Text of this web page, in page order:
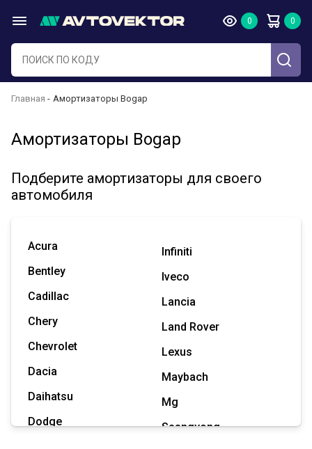
Главная Амортизаторы Bogap
Амортизаторы Bogap
Подберите амортизаторы для своего
автомобиля
Acura
Bentley
Cadillac
Chery
Chevrolet
Dacia
Daihatsu
Dodge
Infiniti
Iveco
Lancia
Land Rover
Lexus
Maybach
Mg
Ssangyong